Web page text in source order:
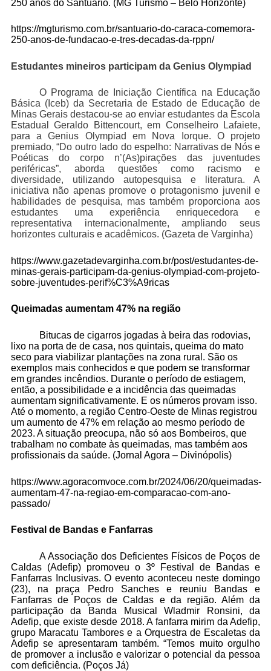
250 anos do Santuário. ( MG Turismo – Belo Horizonte)
https://mgturismo.com.br/santuario-do-caraca-comemora-
250-anos-de-fundacao-e-tres-decadas-da-rppn/
Estudantes mineiros participam da Genius Olympiad
O Programa de Iniciação Científica na Educação
Básica (Iceb) da Secretaria de Estado de Educação de
Minas Gerais destacou-se ao enviar estudantes da Escola
Estadual Geraldo Bittencourt, em Conselheiro Lafaiete,
para a Genius Olympiad em Nova Iorque. O projeto
premiado, “Do outro lado do espelho: Narrativas de Nós e
Poéticas do corpo n’(As)pirações das juventudes
periféricas”, aborda questões como racismo e
diversidade, utilizando autopesquisa e literatura. A
iniciativa não apenas promove o protagonismo juvenil e
habilidades de pesquisa, mas também proporciona aos
estudantes uma experiência enriquecedora e
representativa internacionalmente, ampliando seus
horizontes culturais e acadêmicos. (Gazeta de Varginha)
https://www.gazetadevarginha.com.br/post/estudantes-de-
minas-gerais-participam-da-genius-olympiad-com-projeto-
sobre-juventudes-perif%C3%A9ricas
Queimadas aumentam 47% na região
Bitucas de cigarros jogadas à beira das rodovias,
lixo na porta de de casa, nos quintais, queima do mato
seco para viabilizar plantações na zona rural. São os
exemplos mais conhecidos e que podem se transformar
em grandes incêndios. Durante o período de estiagem,
então, a possibilidade e a incidência das queimadas
aumentam significativamente. E os números provam isso.
Até o momento, a região Centro-Oeste de Minas registrou
um aumento de 47% em relação ao mesmo período de
2023. A situação preocupa, não só aos Bombeiros, que
trabalham no combate às queimadas, mas também aos
profissionais da saúde. (Jornal Agora – Divinópolis)
https://www.agoracomvoce.com.br/2024/06/20/queimadas-
aumentam-47-na-regiao-em-comparacao-com-ano-
passado/
Festival de Bandas e Fanfarras
A Associação dos Deficientes Físicos de Poços de
Caldas (Adefip) promoveu o 3º Festival de Bandas e
Fanfarras Inclusivas. O evento aconteceu neste domingo
(23), na praça Pedro Sanches e reuniu Bandas e
Fanfarras de Poços de Caldas e da região. Além da
participação da Banda Musical Wladmir Ronsini, da
Adefip, que existe desde 2018. A fanfarra mirim da Adefip,
grupo Maracatu Tambores e a Orquestra de Escaletas da
Adefip se apresentaram também. “Temos muito orgulho
de promover a inclusão e valorizar o potencial da pessoa
com deficiência. (Poços Já)